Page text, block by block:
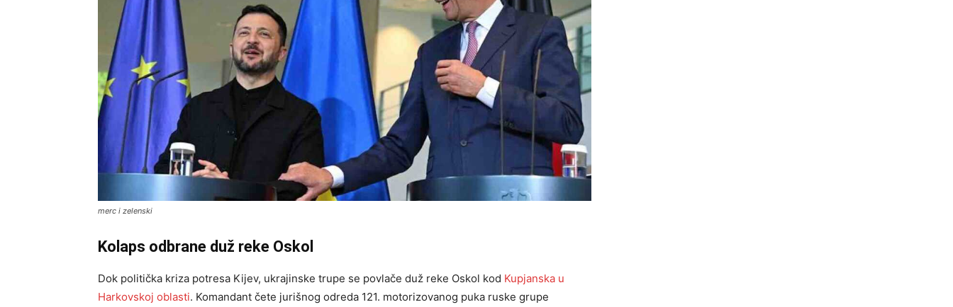
merc i zelenski
Kolaps odbrane duž reke Oskol
Dok politička kriza potresa Kijev, ukrajinske trupe se povlače duž reke Oskol kod Kupjanska u
Harkovskoj oblasti. Komandant čete jurišnog odreda 121. motorizovanog puka ruske grupe